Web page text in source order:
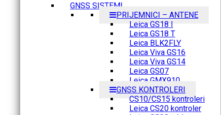
GNSS SISTEMI
PRIJEMNICI – ANTENE
Leica GS18 I
Leica GS18 T
Leica BLK2FLY
Leica Viva GS16
Leica Viva GS14
Leica GS07
Leica GMX910
GNSS KONTROLERI
CS10/CS15 kontroleri
Leica CS20 kontroler